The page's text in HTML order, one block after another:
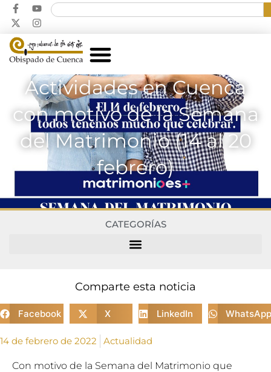
Actividades en Cuenca
con motivo de la Semana
del Matrimonio (14 al 20
febrero)
CATEGORÍAS
Comparte esta noticia
Facebook X LinkedIn WhatsApp
14 de febrero de 2022 Actualidad
Con motivo de la Semana del Matrimonio que